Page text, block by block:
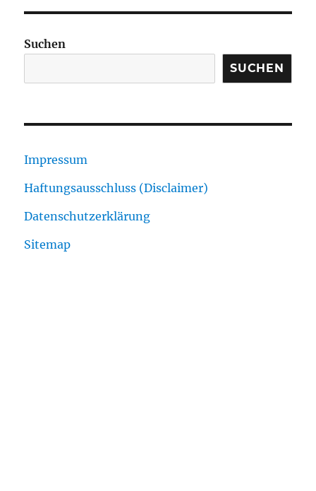
Suchen
SUCHEN
Impressum
Haftungsausschluss (Disclaimer)
Datenschutzerklärung
Sitemap